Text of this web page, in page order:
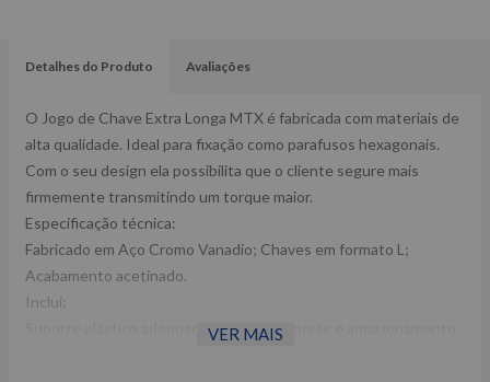
Detalhes do Produto Avaliações
O Jogo de Chave Extra Longa MTX é fabricada com materiais de
alta qualidade. Ideal para fixação como parafusos hexagonais.
Com o seu design ela possibilita que o cliente segure mais
firmemente transmitindo um torque maior.
Especificação técnica:
Fabricado em Aço Cromo Vanadio; Chaves em formato L;
Acabamento acetinado.
Inclui:
Suporte plástico adequado para o transporte e armazenamento;
VER MAIS